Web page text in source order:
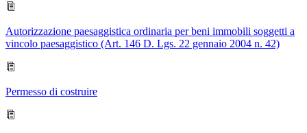
Autorizzazione paesaggistica ordinaria per beni immobili soggetti a
vincolo paesaggistico (Art. 146 D. Lgs. 22 gennaio 2004 n. 42)
Permesso di costruire